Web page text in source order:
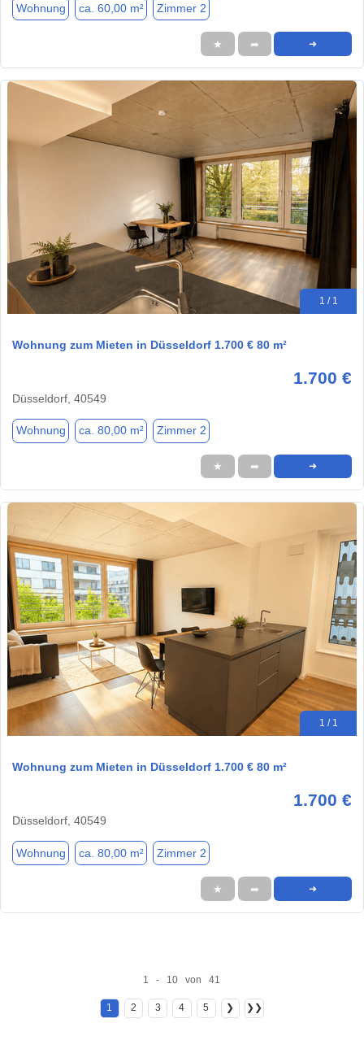
Wohnung ca. 60,00 m² Zimmer 2
★ ➦ ➜
1 / 1
Wohnung zum Mieten in Düsseldorf 1.700 € 80 m²
1.700 €
Düsseldorf, 40549
Wohnung ca. 80,00 m² Zimmer 2
★ ➦ ➜
1 / 1
Wohnung zum Mieten in Düsseldorf 1.700 € 80 m²
1.700 €
Düsseldorf, 40549
Wohnung ca. 80,00 m² Zimmer 2
★ ➦ ➜
1 - 10 von 41
1 2 3 4 5 ❯ ❯❯